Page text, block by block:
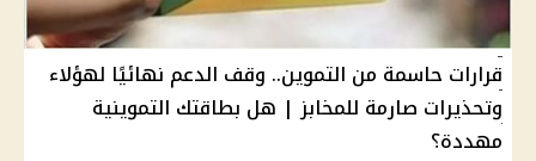
قرارات حاسمة من التموين.. وقف الدعم نهائيًا لهؤلاء
وتحذيرات صارمة للمخابز | هل بطاقتك التموينية
مهددة؟